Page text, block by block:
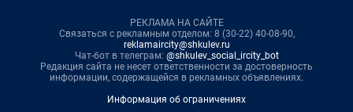
РЕКЛАМА НА САЙТЕ
Связаться с рекламным отделом: 8 (30-22) 40-08-90,
reklamaircity@shkulev.ru
Чат-бот в телеграм: @shkulev_social_ircity_bot
Редакция сайта не несет ответственности за достоверность
информации, содержащейся в рекламных объявлениях.
Информация об ограничениях